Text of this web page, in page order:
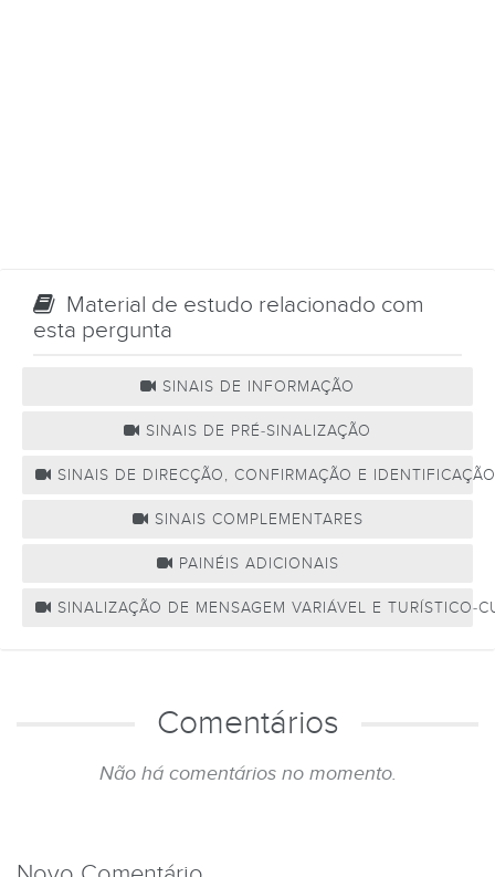
Material de estudo relacionado com
esta pergunta
SINAIS DE INFORMAÇÃO
SINAIS DE PRÉ-SINALIZAÇÃO
SINAIS DE DIRECÇÃO, CONFIRMAÇÃO E IDENTIFICAÇÃO
SINAIS COMPLEMENTARES
PAINÉIS ADICIONAIS
SINALIZAÇÃO DE MENSAGEM VARIÁVEL E TURÍSTICO-
Comentários
Não há comentários no momento.